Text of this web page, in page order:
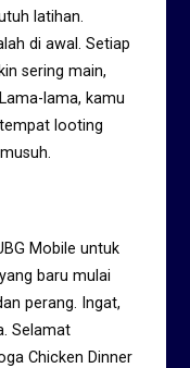
latihan.
di awal. Setiap
sering main,
lama, kamu
looting
Mobile untuk
baru mulai
perang. Ingat,
Selamat
Chicken Dinner